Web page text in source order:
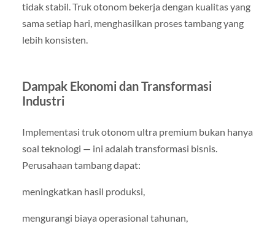
tidak stabil. Truk otonom bekerja dengan kualitas yang
sama setiap hari, menghasilkan proses tambang yang
lebih konsisten.
Dampak Ekonomi dan Transformasi
Industri
Implementasi truk otonom ultra premium bukan hanya
soal teknologi — ini adalah transformasi bisnis.
Perusahaan tambang dapat:
meningkatkan hasil produksi,
mengurangi biaya operasional tahunan,